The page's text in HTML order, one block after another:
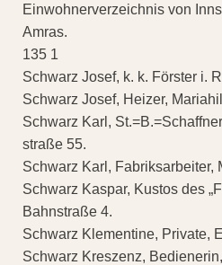
Einwohnerverzeichnis von
Amras.
135 1
Schwarz Josef, k. k. Förster i.
Schwarz Josef, Heizer,
Schwarz Karl,
straße 55.
Schwarz Karl, Fabriksarbeiter,
Schwarz Kaspar, Kustos des
Bahnstraße 4.
Schwarz Klementine, Private,
Schwarz Kreszenz,